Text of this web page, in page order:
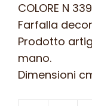
era:
COLORE N 339
Farfalla
Prodotto
mano.
Dimensioni